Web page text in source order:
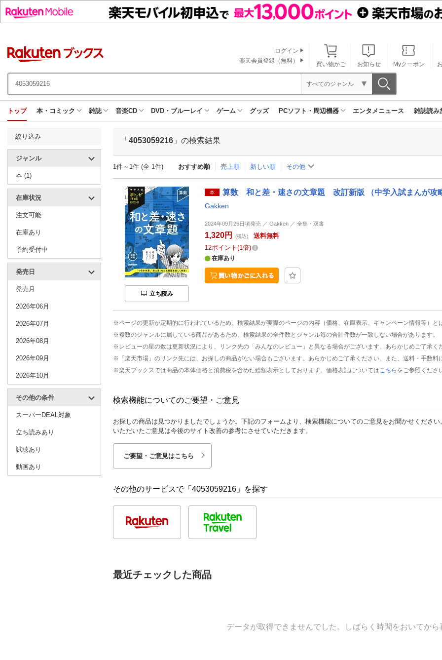
買い物かご お知らせ Myクーポン
ログイン
楽天会員登録（無料）
すべてのジャンル
トップ 本・コミック 雑誌 音楽CD DVD・ブルーレイ ゲーム グッズ PCソフト・周辺機器 エンタメニュース 雑誌読み
絞り込み
ジャンル
本 (1)
在庫状況
注文可能
在庫あり
予約受付中
発売日
発売月
2026年06月
2026年07月
2026年08月
2026年09月
2026年10月
その他の条件
スーパーDEAL対象
立ち読みあり
試聴あり
動画あり
「 4053059216 」の検索結果
1件～1件 (全 1件) おすすめ順 売上順 新しい順 その他
立ち読み
本 算数 和と差・速さの文章題 改訂新版 （中学入試まんが攻
Gakken
2024年09月26日頃発売 ／ Gakken ／ 全集・双書
1,320円 (税込)
送料無料
12ポイント 1倍
在庫あり
※ページの更新が定期的に行われているため、検索結果が実際のページの内容（価格、在庫表示、キャンペーン情報等）と
※複数のジャンルに属している商品があるため、検索結果の全件数とジャンル毎の合計件数が一致しない場合があります。
※レビューの星の数は更新状況により、リンク先の「みんなのレビュー」と異なる場合がございます。あらかじめご了承く
※「楽天市場」のリンク先には、お探しの商品がない場合もございます。あらかじめご了承ください。また、送料・手数料
※楽天ブックスでは商品の本体価格と消費税を含めた総額表示としております。価格表記については こちら をご参照くださ
検索機能についてのご要望・ご意見
お探しの商品は見つかりましたでしょうか。下記のフォームより、検索機能についてのご意見をお聞かせください
いただいたご意見は今後のサイト改善の参考にさせていただきます。
ご要望・ご意見はこちら
その他のサービスで「4053059216」を探す
最近チェックした商品
データが取得できませんでした。しばらく時間をおいてから